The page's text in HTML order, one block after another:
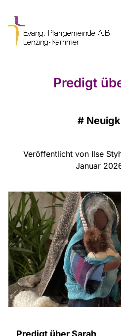
Predigt
#
Veröffentlicht von Ilse
Januar
Predigt über Sarah